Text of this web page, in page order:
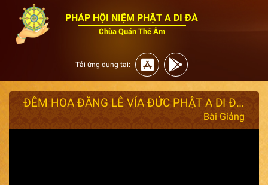
PHÁP HỘI NIỆM PHẬT A DI ĐÀ
Chùa Quán Thế Âm
Tải ứng dụng tại:
ĐÊM HOA ĐĂNG LỄ VÍA ĐỨC PHẬT A DI ĐÀ tại Chùa Quan Thế Âm năm 2024
Bài Giảng